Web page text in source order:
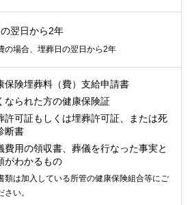
翌日から2年
の場合、埋葬日の翌日から2年
保険埋葬料（費）支給申請書
なられた方の健康保険証
許可証もしくは埋葬許可証、または死
断書
費用の領収書、葬儀を行なった事実と
がわかるもの
類は加入している所管の健康保険組合等にご
さい。